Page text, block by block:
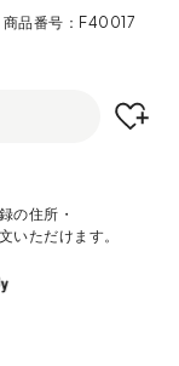
商品番号 F40017
の住所・
いただけます。